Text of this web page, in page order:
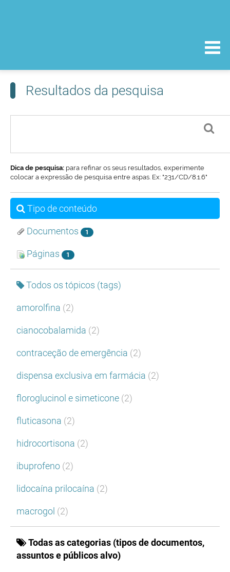
Resultados da pesquisa
Dica de pesquisa: para refinar os seus resultados, experimente
colocar a expressão de pesquisa entre aspas. Ex: "231/CD/8.1.6"
Tipo de conteúdo
Documentos 1
Páginas 1
Todos os tópicos (tags)
amorolfina (2)
cianocobalamida (2)
contraceção de emergência (2)
dispensa exclusiva em farmácia (2)
floroglucinol e simeticone (2)
fluticasona (2)
hidrocortisona (2)
ibuprofeno (2)
lidocaína prilocaína (2)
macrogol (2)
Todas as categorias (tipos de documentos,
assuntos e públicos alvo)